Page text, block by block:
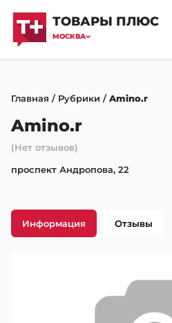
ТОВАРЫ ПЛЮС
МОСКВА
Главная / Рубрики /Amino.r
Amino.r
(Нет отзывов)
проспект Андропова, 22
Информация Отзывы